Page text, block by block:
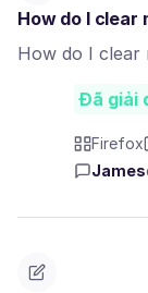
How do I clear
How do I clear
Đã giải
Firefox
James